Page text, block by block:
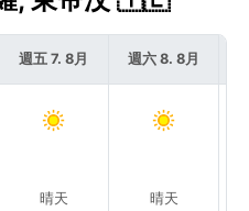
週五 7. 8月
晴天
週六 8. 8月
晴天